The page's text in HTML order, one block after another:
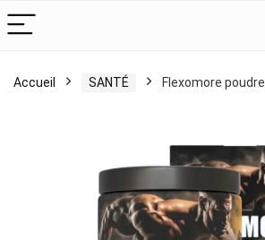
Accueil SANTÉ Flexomore poudre